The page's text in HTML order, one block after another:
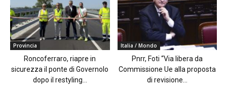
Provincia
Roncoferraro, riapre in
sicurezza il ponte di Governolo
dopo il restyling...
Italia / Mondo
Pnrr, Foti “Via libera da
Commissione Ue alla proposta
di revisione...